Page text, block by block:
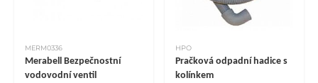
MERM0336
Merabell Bezpečnostní
vodovodní ventil
HPO
Pračková odpadní hadice s
kolínkem